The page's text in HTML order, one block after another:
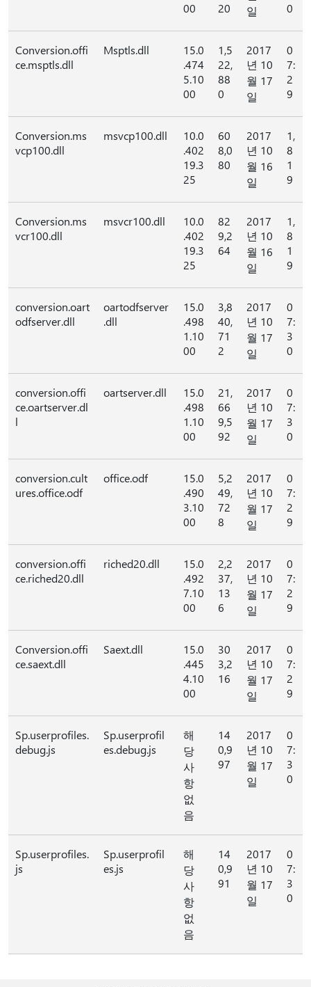
00
20
일
0
Conversion.offi
ce.msptls.dll
Msptls.dll
15.0
.474
5.10
00
1,5
22,
88
0
2017
년 10
월 17
일
0
7:
2
9
Conversion.ms
vcp100.dll
msvcp100.dll
10.0
.402
19.3
25
60
8,0
80
2017
년 10
월 16
일
1,
8
1
9
Conversion.ms
vcr100.dll
msvcr100.dll
10.0
.402
19.3
25
82
9,2
64
2017
년 10
월 16
일
1,
8
1
9
conversion.oart
odfserver.dll
oartodfserver
.dll
15.0
.498
1.10
00
3,8
40,
71
2
2017
년 10
월 17
일
0
7:
3
0
conversion.offi
ce.oartserver.dl
l
oartserver.dll
15.0
.498
1.10
00
21,
66
9,5
92
2017
년 10
월 17
일
0
7:
3
0
conversion.cult
ures.office.odf
office.odf
15.0
.490
3.10
00
5,2
49,
72
8
2017
년 10
월 17
일
0
7:
2
9
conversion.offi
ce.riched20.dll
riched20.dll
15.0
.492
7.10
00
2,2
37,
13
6
2017
년 10
월 17
일
0
7:
2
9
Conversion.offi
ce.saext.dll
Saext.dll
15.0
.445
4.10
00
30
3,2
16
2017
년 10
월 17
일
0
7:
2
9
Sp.userprofiles.
debug.js
Sp.userprofil
es.debug.js
해
당
사
항
없
음
14
0,9
97
2017
년 10
월 17
일
0
7:
3
0
Sp.userprofiles.
js
Sp.userprofil
es.js
해
당
사
항
없
음
14
0,9
91
2017
년 10
월 17
일
0
7:
3
0